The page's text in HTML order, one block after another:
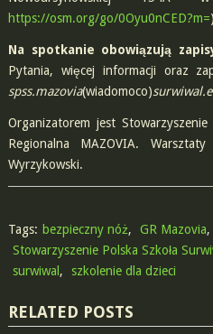
https://osm.org/go/0Oyu0nCED?m=)
Na spotkanie obowiązują
Pytania, więcej informacji oraz
spss.mazovia(wiadomoco)
Organizatorem jest
Regionalna MAZOVIA.
Wyrzykowski.
Tags: bezpieczny nóż, GR Mazovia,
Stowarzyszenie Polska Szkoła
surwiwal , szkolenie dla dzieci
RELATED POSTS